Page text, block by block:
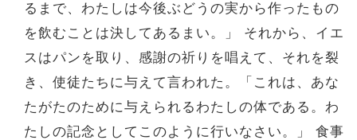
るまで、わたしは今後ぶどうの実から作ったもの
を飲むことは決してあるまい。」 それから、イエ
スはパンを取り、感謝の祈りを唱えて、それを裂
き、使徒たちに与えて言われた。「これは、あな
たがたのために与えられるわたしの体である。わ
たしの記念としてこのように行いなさい。」 食事